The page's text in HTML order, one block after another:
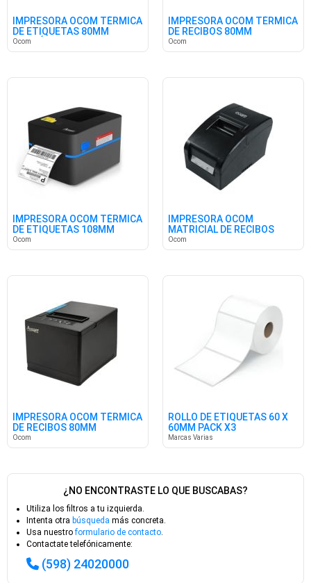
IMPRESORA OCOM TÉRMICA
DE ETIQUETAS 80MM
PORTÁTIL
Ocom
IMPRESORA OCOM TÉRMICA
DE RECIBOS 80MM
PORTATIL
Ocom
IMPRESORA OCOM TÉRMICA
DE ETIQUETAS 108MM
Ocom
IMPRESORA OCOM
MATRICIAL DE RECIBOS
76MM
Ocom
IMPRESORA OCOM TÉRMICA
DE RECIBOS 80MM
Ocom
ROLLO DE ETIQUETAS 60 X
60MM PACK X3
Marcas Varias
¿NO ENCONTRASTE LO QUE BUSCABAS?
Utiliza los filtros a tu izquierda.
Intenta otra búsqueda más concreta.
Usa nuestroformulario de contacto.
Contactate telefónicamente:
(598) 24020000